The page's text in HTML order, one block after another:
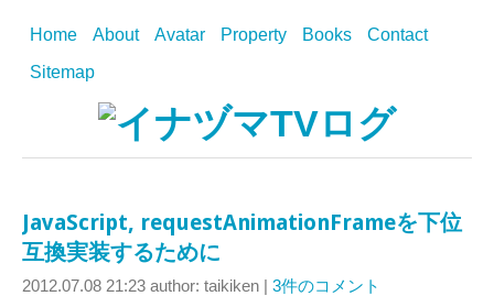
Home About Avatar Property Books
Contact
Sitemap
JavaScript, requestAnimationFrameを下位
互換実装するために
2012.07.08 21:23 author: taikiken | 3件のコメント